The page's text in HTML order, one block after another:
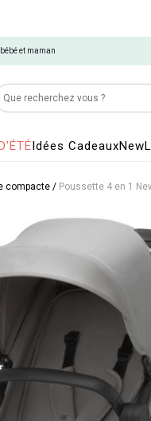
et maman
Idées CadeauxNew
compacte / Poussette 4 en 1